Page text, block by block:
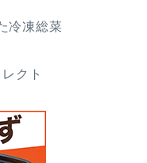
冷凍総菜
クト